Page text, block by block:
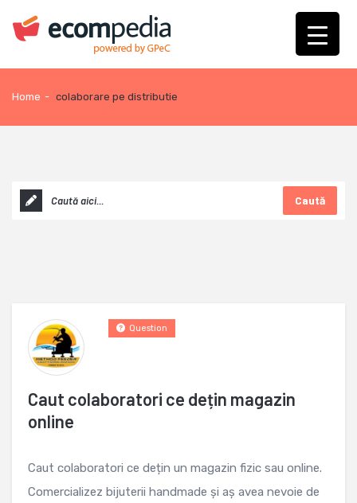
Home - colaborare pe distributie
Caută
Caut colaboratori ce dețin magazin
online
Question
Caut colaboratori ce dețin un magazin fizic sau online.
Comercializez bijuterii handmade și aș avea nevoie de